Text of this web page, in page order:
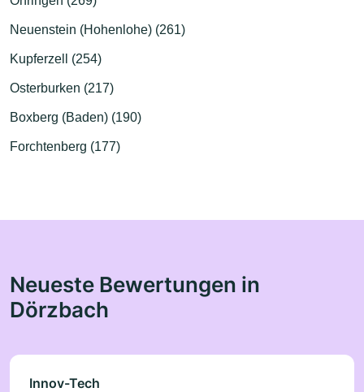
Neuenstein (Hohenlohe) (261)
Kupferzell (254)
Osterburken (217)
Boxberg (Baden) (190)
Forchtenberg (177)
Neueste Bewertungen in
Dörzbach
Innov-Tech